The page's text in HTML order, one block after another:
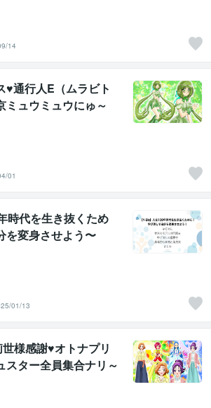
14
♥通行人E（ムラビト
ミュウミュウにゅ～
01
時代を生き抜くため
を変身させよう〜
01/13
様感謝♥オトナプリ
スター全員集合ナリ～